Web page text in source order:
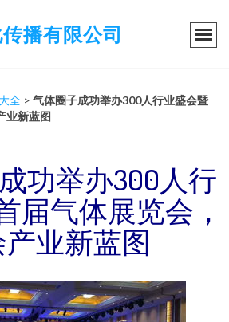
播有限公司
全 > 气体圈子成功举办300人行业盛会暨
业新蓝图
功举办300人行
届气体展览会，
业新蓝图